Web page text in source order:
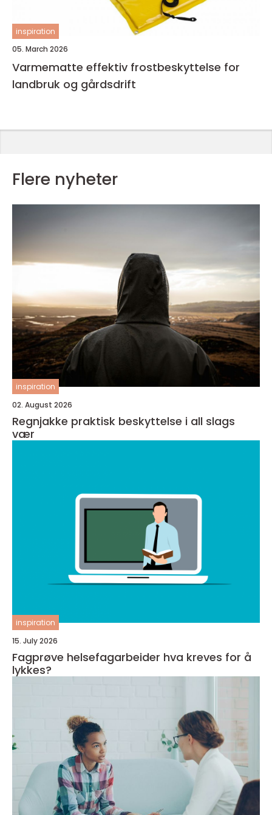
inspiration
05. March 2026
Varmematte effektiv frostbeskyttelse for
landbruk og gårdsdrift
Flere nyheter
inspiration
02. August 2026
Regnjakke praktisk beskyttelse i all slags
vær
inspiration
15. July 2026
Fagprøve helsefagarbeider hva kreves for å
lykkes?